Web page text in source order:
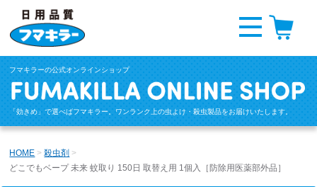
フマキラーの公式オンラインショップ
「効きめ」で選べばフマキラー。ワンランク上の虫よけ・殺虫製品をお届けいたします。
HOME
殺虫剤
どこでもベープ 未来 蚊取り 150日 取替え用 1個入［防除用医薬部外品］